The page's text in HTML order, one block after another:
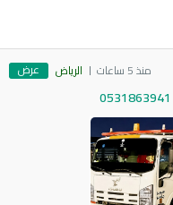
منذ 5 ساعات الرياض عرض